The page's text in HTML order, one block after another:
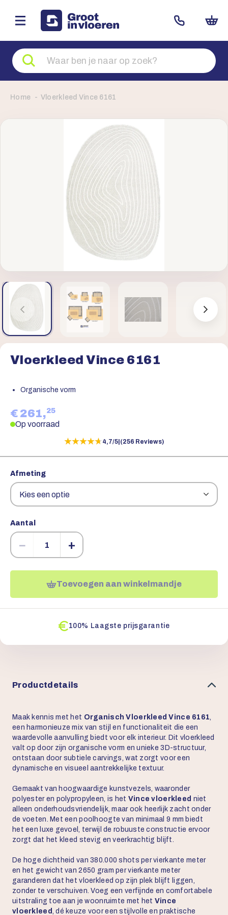
Zoeken
naar
producten
Home Vloerkleed Vince 6161
Vloerkleed Vince 6161
Organische vorm
€ 261,25
Op voorraad
★★★★★
★★★★★4,7/5 (256 Reviews)
Afmeting
Aantal
− +
Toevoegen aan winkelmandje
100% Laagste prijsgarantie
Productdetails
Maak kennis met het Organisch Vloerkleed Vince 6161,
een harmonieuze mix van stijl en functionaliteit die een
waardevolle aanvulling biedt voor elk interieur. Dit vloerkleed
valt op door zijn organische vorm en unieke 3D-structuur,
ontstaan door subtiele carvings, wat zorgt voor een
dynamische en visueel aantrekkelijke textuur.
Gemaakt van hoogwaardige kunstvezels, waaronder
polyester en polypropyleen, is het Vince vloerkleed niet
alleen onderhoudsvriendelijk, maar ook heerlijk zacht onder
de voeten. Met een poolhoogte van minimaal 9 mm biedt
het een luxe gevoel, terwijl de robuuste constructie ervoor
zorgt dat het kleed stevig en veerkrachtig blijft.
De hoge dichtheid van 380.000 shots per vierkante meter
en het gewicht van 2650 gram per vierkante meter
garanderen dat het vloerkleed op zijn plek blijft liggen,
zonder te verschuiven. Voeg een verfijnde en comfortabele
uitstraling toe aan je woonruimte met het Vince
vloerkleed, dé keuze voor een stijlvolle en praktische